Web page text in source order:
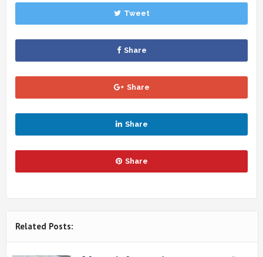
Tweet
Share
Share
Share
Share
Related Posts: